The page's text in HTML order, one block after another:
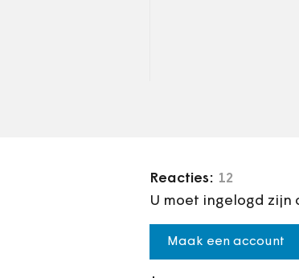
Reacties: 12
U moet ingelogd zijn
Maak een account